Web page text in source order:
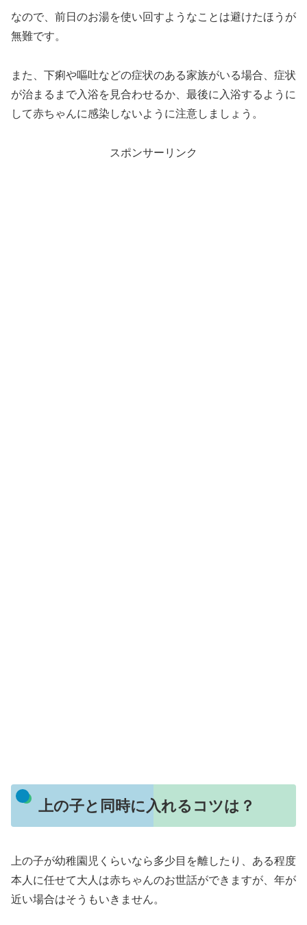
なので、前日のお湯を使い回すようなことは避けたほうが
無難です。
また、下痢や嘔吐などの症状のある家族がいる場合、症状
が治まるまで入浴を見合わせるか、最後に入浴するように
して赤ちゃんに感染しないように注意しましょう。
スポンサーリンク
上の子と同時に入れるコツは？
上の子が幼稚園児くらいなら多少目を離したり、ある程度
本人に任せて大人は赤ちゃんのお世話ができますが、年が
近い場合はそうもいきません。